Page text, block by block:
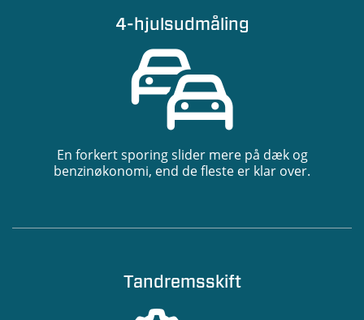
4-hjulsudmåling
En forkert sporing slider mere på dæk og
benzinøkonomi, end de fleste er klar over.
Tandremsskift